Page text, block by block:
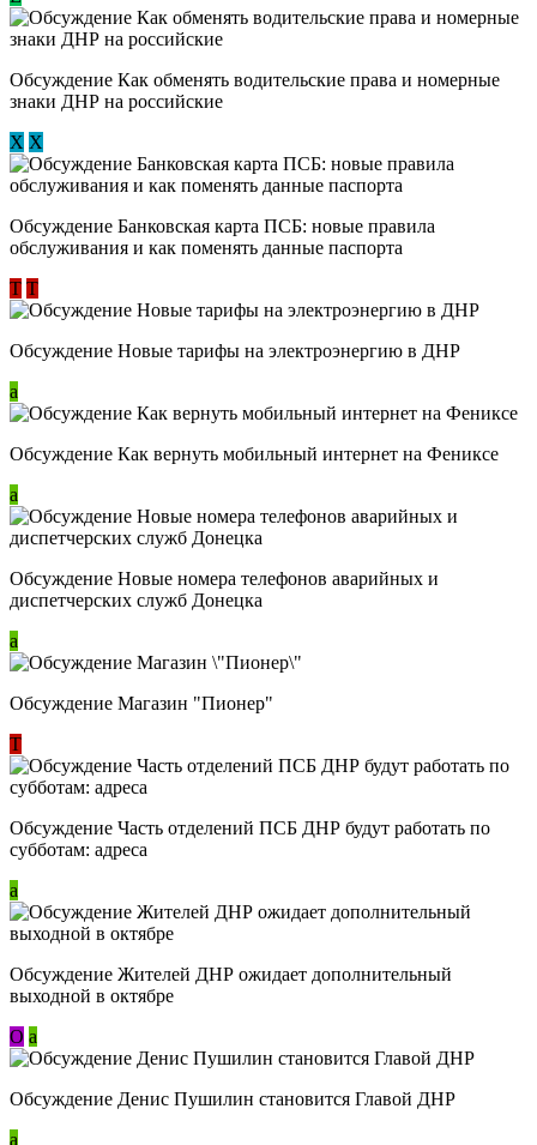
Обсуждение ​Как обменять водительские права и номерные
знаки ДНР на российские
Х Х
Обсуждение ​Банковская карта ПСБ: новые правила
обслуживания и как поменять данные паспорта
Т Т
Обсуждение Новые тарифы на электроэнергию в ДНР
a
Обсуждение Как вернуть мобильный интернет на Фениксе
a
Обсуждение Новые номера телефонов аварийных и
диспетчерских служб Донецка
a
Обсуждение Магазин "Пионер"
Т
Обсуждение Часть отделений ПСБ ДНР будут работать по
субботам: адреса
a
Обсуждение Жителей ДНР ожидает дополнительный
выходной в октябре
О a
Обсуждение Денис Пушилин становится Главой ДНР
a